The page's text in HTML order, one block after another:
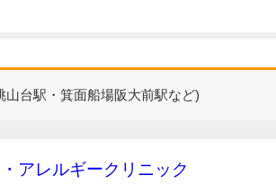
山台駅・箕面船場阪大前駅など)
アレルギークリニック